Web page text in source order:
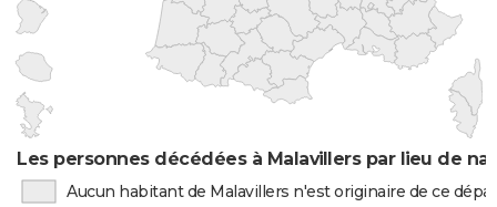
Les personnes décédées à Malavillers par lieu de
Aucun habitant de Malavillers n'est originaire de ce